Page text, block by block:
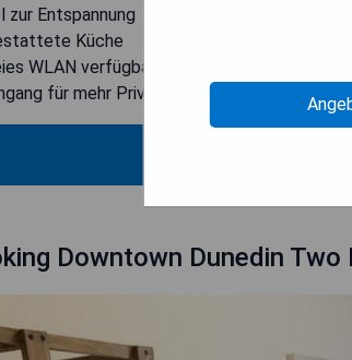
zur Entspannung
Küche
WLAN verfügbar
für mehr Privatsphäre
Downtown Dunedin